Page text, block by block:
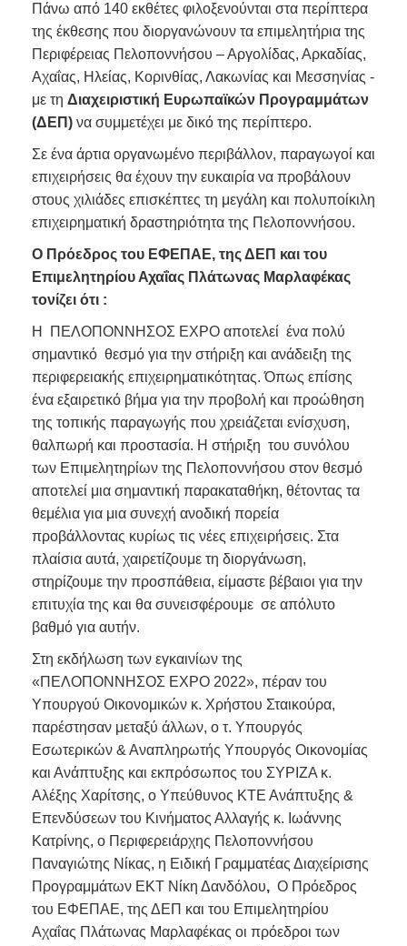
Πάνω από 140 εκθέτες φιλοξενούνται στα περίπτερα
της έκθεσης που διοργανώνουν τα επιμελητήρια της
Περιφέρειας Πελοποννήσου – Αργολίδας, Αρκαδίας,
Αχαΐας, Ηλείας, Κορινθίας, Λακωνίας και Μεσσηνίας -
με τη Διαχειριστική Ευρωπαϊκών Προγραμμάτων
(ΔΕΠ) να συμμετέχει με δικό της περίπτερο.
Σε ένα άρτια οργανωμένο περιβάλλον, παραγωγοί και
επιχειρήσεις θα έχουν την ευκαιρία να προβάλουν
στους χιλιάδες επισκέπτες τη μεγάλη και πολυποίκιλη
επιχειρηματική δραστηριότητα της Πελοποννήσου.
Ο Πρόεδρος του ΕΦΕΠΑΕ, της ΔΕΠ και του
Επιμελητηρίου Αχαΐας Πλάτωνας Μαρλαφέκας
τονίζει ότι :
H ΠΕΛΟΠΟΝΝΗΣΟΣ EXPO αποτελεί ένα πολύ
σημαντικό θεσμό για την στήριξη και ανάδειξη της
περιφερειακής επιχειρηματικότητας. Όπως επίσης
ένα εξαιρετικό βήμα για την προβολή και προώθηση
της τοπικής παραγωγής που χρειάζεται ενίσχυση,
θαλπωρή και προστασία. Η στήριξη του συνόλου
των Επιμελητηρίων της Πελοποννήσου στον θεσμό
αποτελεί μια σημαντική παρακαταθήκη, θέτοντας τα
θεμέλια για μια συνεχή ανοδική πορεία
προβάλλοντας κυρίως τις νέες επιχειρήσεις. Στα
πλαίσια αυτά, χαιρετίζουμε τη διοργάνωση,
στηρίζουμε την προσπάθεια, είμαστε βέβαιοι για την
επιτυχία της και θα συνεισφέρουμε σε απόλυτο
βαθμό για αυτήν.
Στη εκδήλωση των εγκαινίων της
«ΠΕΛΟΠΟΝΝΗΣΟΣ EXPO 2022», πέραν του
Υπουργού Οικονομικών κ. Χρήστου Σταικούρα,
παρέστησαν μεταξύ άλλων, ο τ. Υπουργός
Εσωτερικών & Αναπληρωτής Υπουργός Οικονομίας
και Ανάπτυξης και εκπρόσωπος του ΣΥΡΙΖΑ κ.
Αλέξης Χαρίτσης, ο Υπεύθυνος ΚΤΕ Ανάπτυξης &
Επενδύσεων του Κινήματος Αλλαγής κ. Ιωάννης
Κατρίνης, ο Περιφερειάρχης Πελοποννήσου
Παναγιώτης Νίκας, η Ειδική Γραμματέας Διαχείρισης
Προγραμμάτων ΕΚΤ Νίκη Δανδόλου, Ο Πρόεδρος
του ΕΦΕΠΑΕ, της ΔΕΠ και του Επιμελητηρίου
Αχαΐας Πλάτωνας Μαρλαφέκας οι πρόεδροι των